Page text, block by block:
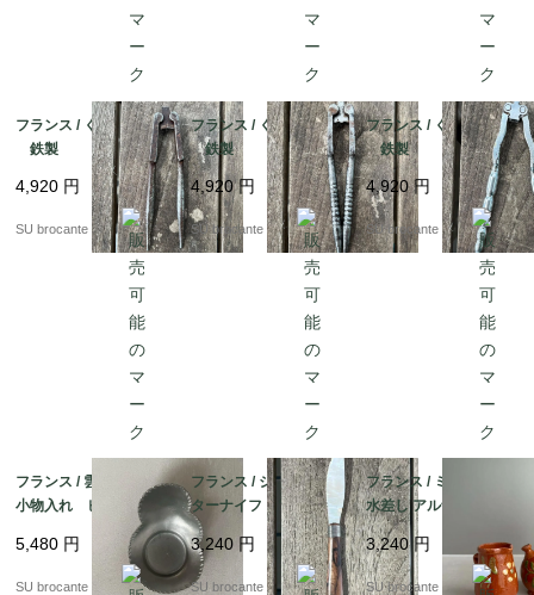
フランス / くるみ割りC
鉄製
4,920 円
SU brocante
フランス / くるみ割りB
鉄製
4,920円
SU brocante
フランス / くるみ割りA
鉄製
4,920円
SU brocante
フランス / 雲のような
小物入れ ピューター
5,480 円
SU brocante
フランス / シェル刃バ
ターナイフ ハンドメ
イド 木製ハンドル
3,240 円
SU brocante
フランス / ミニチュア
水差し アルザス・スフ
レンハイム 陶器製
3,240円
SU brocante